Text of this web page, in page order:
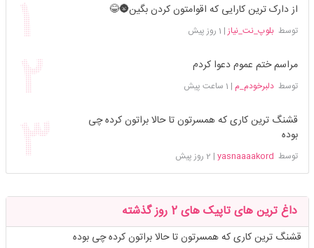
از دارک ترین کارایی که اقوامتون کردن بگین🌚😂
توسطبلوپ_نت_نیاز | 1 روز پیش
مراسم ختم عموم دعوا کردم
توسطدلبرخودم_م | 1 ساعت پیش
قشنگ ترین کاری که همسرتون تا حالا براتون کرده چی
بوده
توسط yasnaaaakord
| 2 روز پیش
داغ ترین های تاپیک های 2 روز گذشته
قشنگ ترین کاری که همسرتون تا حالا براتون کرده چی بوده